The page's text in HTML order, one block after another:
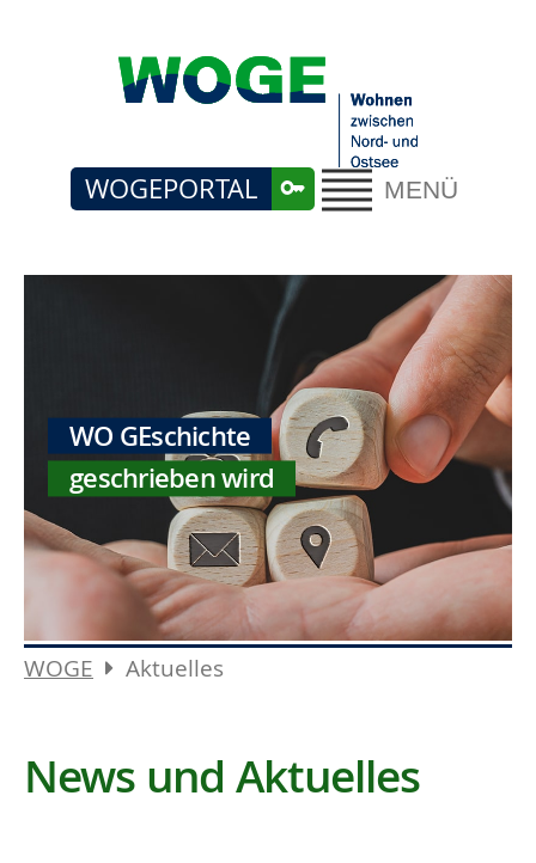
MENÜ
WOGEPORTAL
WO GEschichte
geschrieben wird
WOGE Aktuelles
News und Aktuelles